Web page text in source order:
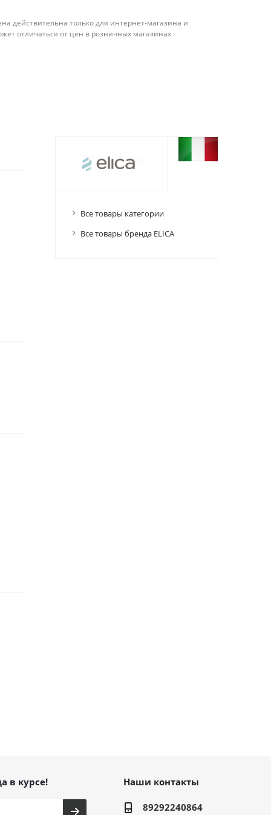
действительна только для интернет-магазина и
отличаться от цен в розничных магазинах
Все товары категории
Все товары бренда ELICA
в курсе! Наши контакты
89292240864